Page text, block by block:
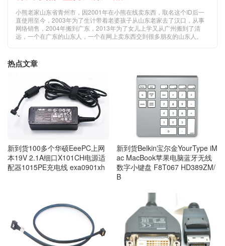
小熊老家山东省青州市，因2001年在小熊在线卖东西，取名这个ID后一
直使用至今，2003年为了生计带着老婆孩子从山东老家去了汉口，从事
网络销售，2004年搬到广东，2013年为了女儿上学又从广州搬到了清
远，一个在广东的山东人，一个在网上卖东西交到很多朋友的山东人。
热点文章
新到货100多个华硕EeePC上网
本19V 2.1A细口X101CH电源适
配器1015PE充电线 exa0901xh
新到货Belkin宝尔金YourType iM
ac MacBook苹果电脑蓝牙无线
数字小键盘 F8T067 HD389ZM/
B